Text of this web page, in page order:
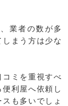
業者の数が多
まう方は少な
ミを重視すべ
利屋へ依頼し
も多いでしょ